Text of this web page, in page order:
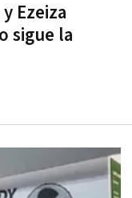
Ezeiza
sigue la